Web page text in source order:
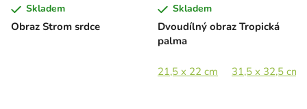
Obraz Strom srdce
Skladem
Dvoudílný obraz Tropická
palma
Skladem
21,5 x 22 cm 31,5 x 32,5 cm